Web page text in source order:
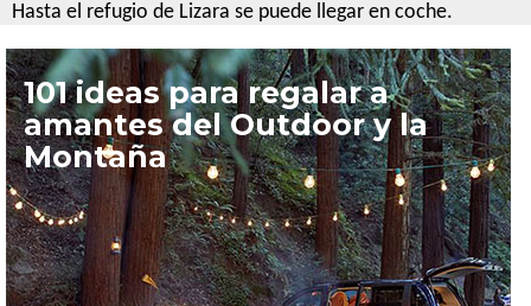
Hasta el refugio de Lizara se puede llegar en coche.
101 ideas para regalar a
amantes del Outdoor y la
Montaña